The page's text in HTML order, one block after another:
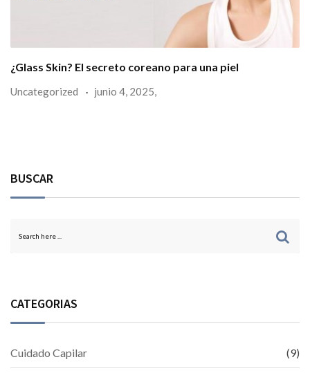
¿Glass Skin? El secreto coreano para una piel
Uncategorized junio 4, 2025,
BUSCAR
CATEGORIAS
Cuidado Capilar (9)